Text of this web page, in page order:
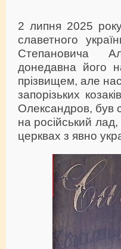
2 липня 2025
славетного
Степановича
донедавна його
прізвищем, але
запорізьких
Олександров, був
на російський
церквах з явно